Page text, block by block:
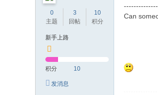
0
主题
3
回帖
10
积分
新手上路
积分 10
发消息
Can